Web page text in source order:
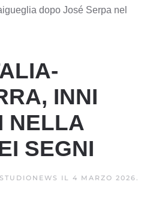
dopo José Serpa nel
INNI
NELLA
SEGNI
IL 4 MARZO 2026.